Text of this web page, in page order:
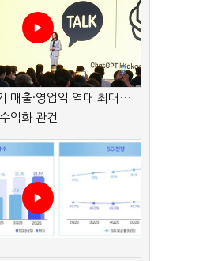
매출·영업익 역대 최대…
익화 관건